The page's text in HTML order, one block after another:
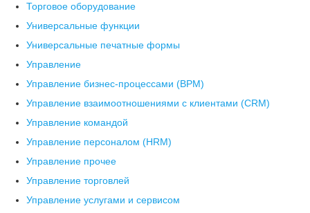
Торговое оборудование
Универсальные функции
Универсальные печатные формы
Управление
Управление бизнес-процессами (BPM)
Управление взаимоотношениями с клиентами (СRM)
Управление командой
Управление персоналом (HRM)
Управление прочее
Управление торговлей
Управление услугами и сервисом